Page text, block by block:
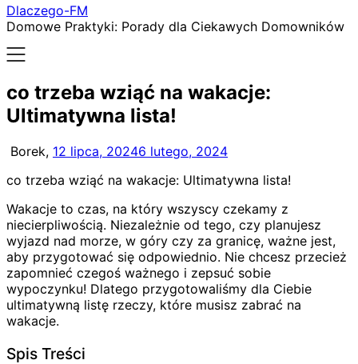
Dlaczego-FM
Domowe Praktyki: Porady dla Ciekawych Domowników
co trzeba wziąć na wakacje:
Ultimatywna lista!
Borek, 12 lipca, 20246 lutego, 2024
co trzeba wziąć na wakacje: Ultimatywna lista!
Wakacje to czas, na który wszyscy czekamy z
niecierpliwością. Niezależnie od tego, czy planujesz
wyjazd nad morze, w góry czy za granicę, ważne jest,
aby przygotować się odpowiednio. Nie chcesz przecież
zapomnieć czegoś ważnego i zepsuć sobie
wypoczynku! Dlatego przygotowaliśmy dla Ciebie
ultimatywną listę rzeczy, które musisz zabrać na
wakacje.
Spis Treści